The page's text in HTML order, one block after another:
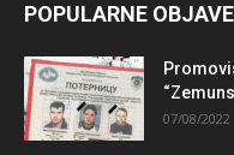
POPULARNE OBJAVE
07/08/2022